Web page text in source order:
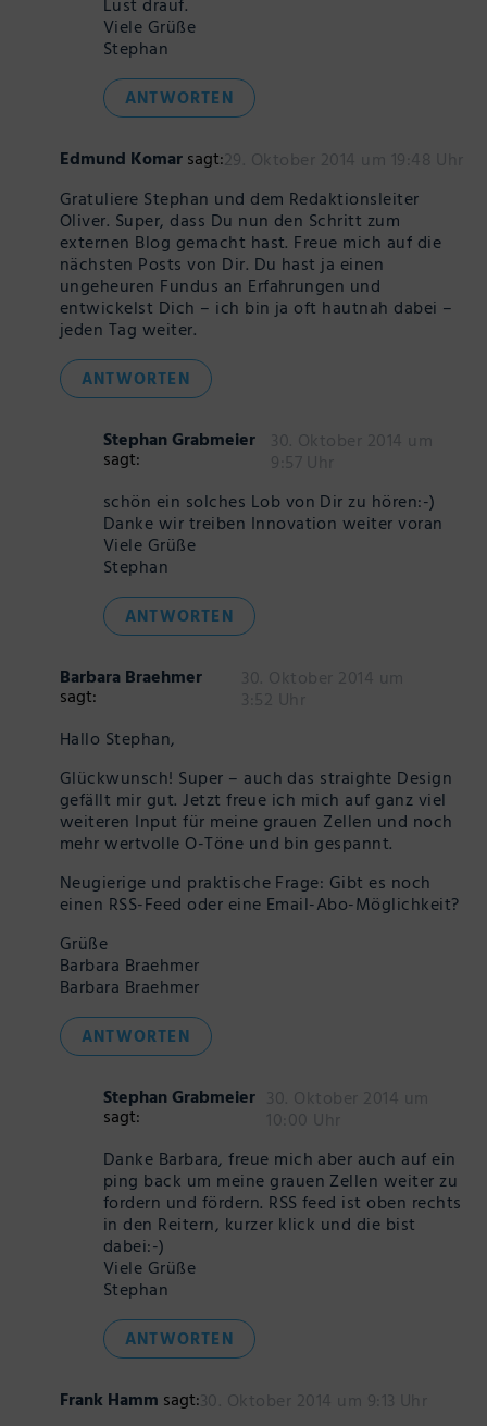
Lust drauf.
Viele Grüße
Stephan
ANTWORTEN
Edmund Komarsagt:29. Oktober 2014 um 19:48 Uhr
Gratuliere Stephan und dem Redaktionsleiter
Oliver. Super, dass Du nun den Schritt zum
externen Blog gemacht hast. Freue mich auf die
nächsten Posts von Dir. Du hast ja einen
ungeheuren Fundus an Erfahrungen und
entwickelst Dich – ich bin ja oft hautnah dabei –
jeden Tag weiter.
ANTWORTEN
Stephan Grabmeier
sagt:
30. Oktober 2014 um
9:57 Uhr
schön ein solches Lob von Dir zu hören:-)
Danke wir treiben Innovation weiter voran
Viele Grüße
Stephan
ANTWORTEN
Barbara Braehmer
sagt:
30. Oktober 2014 um
3:52 Uhr
Hallo Stephan,
Glückwunsch! Super – auch das straighte Design
gefällt mir gut. Jetzt freue ich mich auf ganz viel
weiteren Input für meine grauen Zellen und noch
mehr wertvolle O-Töne und bin gespannt.
Neugierige und praktische Frage: Gibt es noch
einen RSS-Feed oder eine Email-Abo-Möglichkeit?
Grüße
Barbara Braehmer
Barbara Braehmer
ANTWORTEN
Stephan Grabmeier
sagt:
30. Oktober 2014 um
10:00 Uhr
Danke Barbara, freue mich aber auch auf ein
ping back um meine grauen Zellen weiter zu
fordern und fördern. RSS feed ist oben rechts
in den Reitern, kurzer klick und die bist
dabei:-)
Viele Grüße
Stephan
ANTWORTEN
Frank Hamm sagt:30. Oktober 2014 um 9:13 Uhr